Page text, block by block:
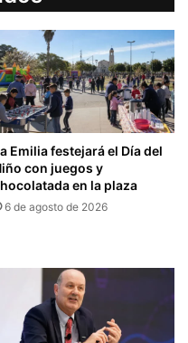
Emilia festejará el Día del
con juegos y
en la plaza
6 de agosto de 2026